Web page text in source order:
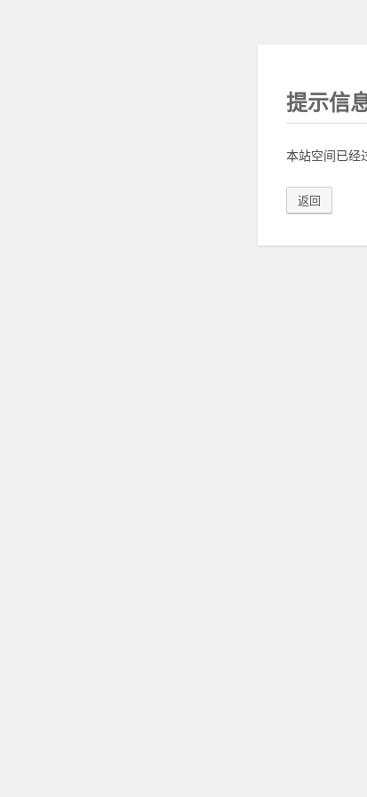
提示信
本站空间已经
返回